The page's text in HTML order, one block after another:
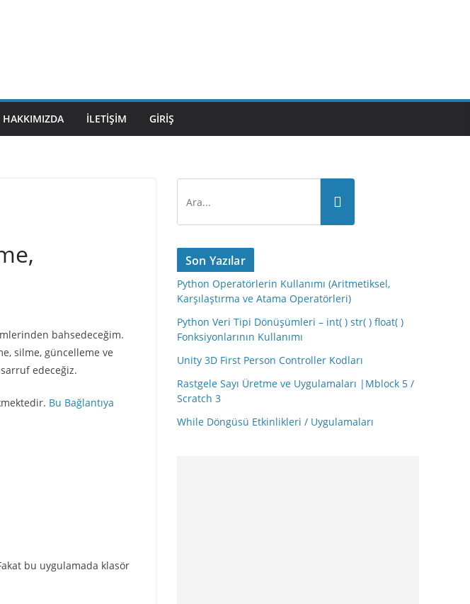
HAKKIMIZDA İLETIŞIM GIRIŞ
bahsedeceğim.
silme, güncelleme ve
edeceğiz.
Bu Bağlantıya
bu uygulamada klasör
Son Yazılar
Python Operatörlerin Kullanımı (Aritmetiksel,
Karşılaştırma ve Atama Operatörleri)
Python Veri Tipi Dönüşümleri – int( ) str( ) float( )
Fonksiyonlarının Kullanımı
Unity 3D First Person Controller Kodları
Rastgele Sayı Üretme ve Uygulamaları |Mblock 5 /
Scratch 3
While Döngüsü Etkinlikleri / Uygulamaları